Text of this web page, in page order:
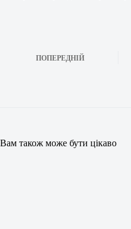
ПОПЕРЕДНІЙ
Вам також може бути цікаво